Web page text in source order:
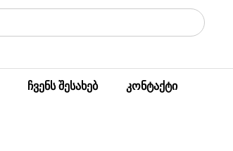
ჩვენს შესახებ კონტაქტი